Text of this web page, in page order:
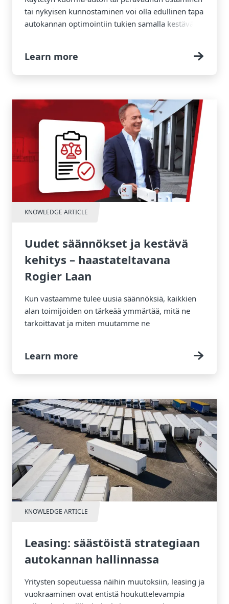
tai nykyisen kunnostaminen voi olla edullinen tapa
autokannan optimointiin tukien samalla kestävän
Learn more
KNOWLEDGE ARTICLE
Uudet säännökset ja kestävä
kehitys – haastateltavana
Rogier Laan
Kun vastaamme tulee uusia säännöksiä, kaikkien
alan toimijoiden on tärkeää ymmärtää, mitä ne
tarkoittavat ja miten muutamme ne
tärkeiden lainsäädäntömuutosten keskellä.
Learn more
KNOWLEDGE ARTICLE
Leasing: säästöistä strategiaan
autokannan hallinnassa
Yritysten sopeutuessa näihin muutoksiin, leasing ja
vuokraaminen ovat entistä houkuttelevampia